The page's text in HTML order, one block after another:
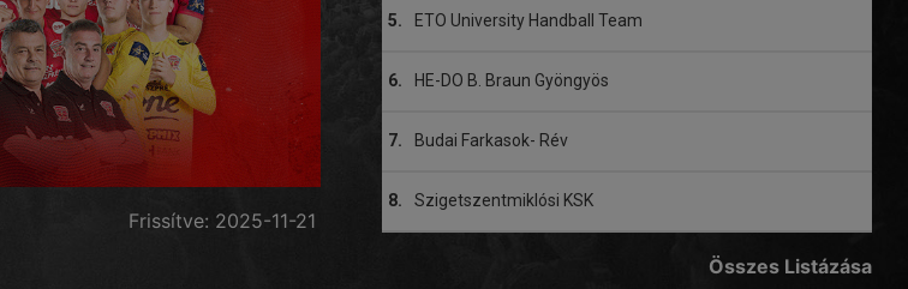
Frissítve: 2025-11-21
5. ETO University Handball Team
6. HE-DO B. Braun Gyöngyös
7. Budai Farkasok- Rév
8. Szigetszentmiklósi KSK
Összes Listázása